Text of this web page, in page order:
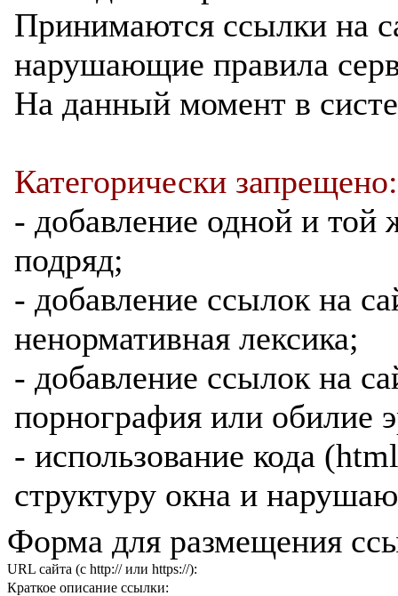
Принимаются ссылки на
нарушающие правила
На данный момент в
Категорически запрещено:
- добавление одной и той
подряд;
- добавление ссылок на
ненормативная лексика;
- добавление ссылок на
порнография или обилие
- использование кода
структуру окна и
Форма для размещения
URL сайта (с http:// или https://):
Краткое описание ссылки: